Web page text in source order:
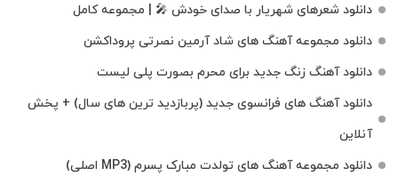
دانلود شعرهای شهریار با صدای خودش 🎤 | مجموعه کامل
دانلود مجموعه آهنگ های شاد آرمین نصرتی پروداکشن
دانلود آهنگ زنگ جدید برای محرم بصورت پلی لیست
دانلود آهنگ های فرانسوی جدید (پربازدید ترین های سال) + پخش
آنلاین
دانلود مجموعه آهنگ های تولدت مبارک پسرم (MP3 اصلی)